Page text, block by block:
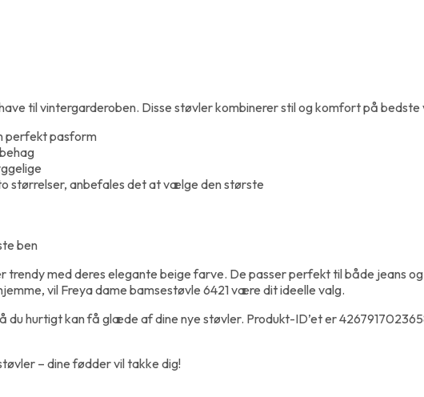
til vintergarderoben. Disse støvler kombinerer stil og komfort på
perfekt pasform
størrelser, anbefales det at vælge den største
ben
trendy med deres elegante beige farve. De passer perfekt til både jeans
vil Freya dame bamsestøvle 6421 være dit ideelle valg.
du hurtigt kan få glæde af dine nye støvler. Produkt-ID’et er
– dine fødder vil takke dig!